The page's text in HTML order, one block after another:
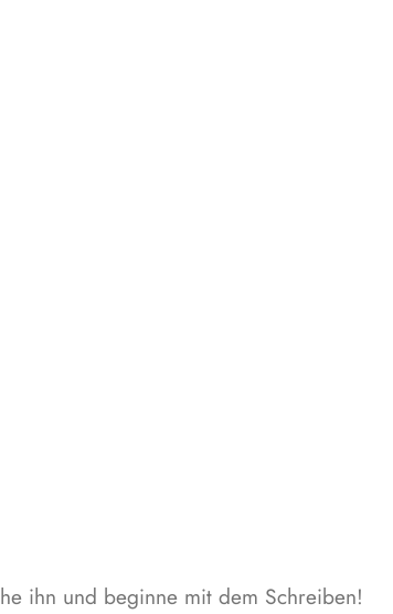
ihn und beginne mit dem Schreiben!